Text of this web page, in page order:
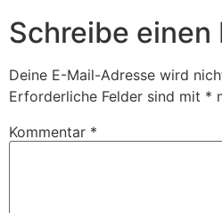
Schreibe einen
Deine E-Mail-Adresse wird
Erforderliche Felder sind mit *
Kommentar *